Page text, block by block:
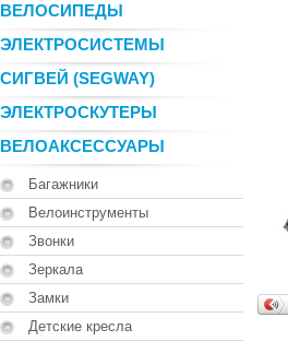
ВЕЛОСИПЕДЫ
ЭЛЕКТРОСИСТЕМЫ
СИГВЕЙ (SEGWAY)
ЭЛЕКТРОСКУТЕРЫ
ВЕЛОАКСЕССУАРЫ
Багажники
Велоинструменты
Звонки
Зеркала
Замки
Детские кресла